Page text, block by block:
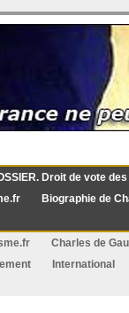
Droit de vote
Biographie de
Charles de
International